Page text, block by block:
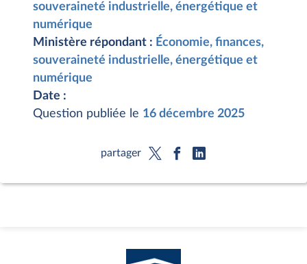
souveraineté industrielle, énergétique et
numérique
Ministère répondant : Économie, finances,
souveraineté industrielle, énergétique et
numérique
Date :
Question publiée le 16 décembre 2025
partager